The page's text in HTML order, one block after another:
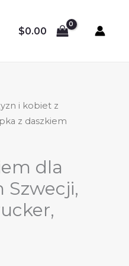
$0.00
i kobiet z
z daszkiem
dla
Szwecji,